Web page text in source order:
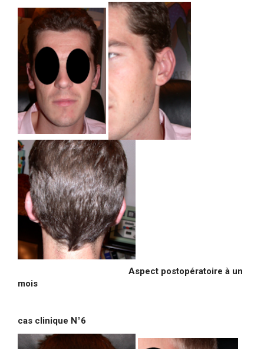
Aspect postopératoire à un
mois
cas clinique N°6